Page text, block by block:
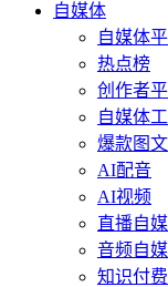
自媒体
自媒体
热点榜
创作者
自媒体
爆款图
AI配音
AI视频
直播自
音频自
知识付